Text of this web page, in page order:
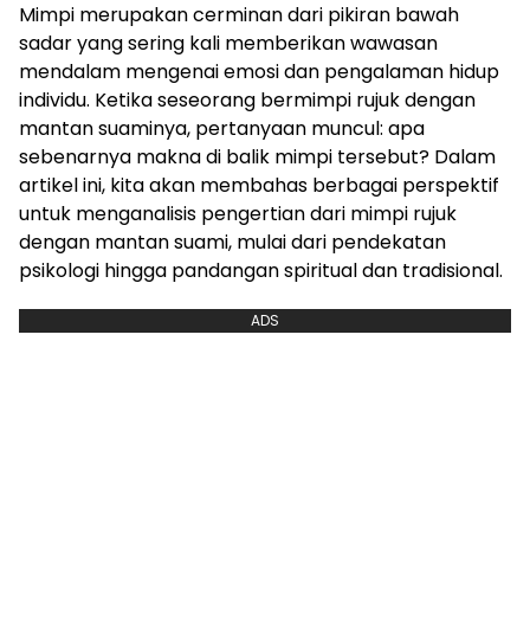
Mimpi merupakan cerminan dari pikiran bawah
sadar yang sering kali memberikan wawasan
mendalam mengenai emosi dan pengalaman hidup
individu. Ketika seseorang bermimpi rujuk dengan
mantan suaminya, pertanyaan muncul: apa
sebenarnya makna di balik mimpi tersebut? Dalam
artikel ini, kita akan membahas berbagai perspektif
untuk menganalisis pengertian dari mimpi rujuk
dengan mantan suami, mulai dari pendekatan
psikologi hingga pandangan spiritual dan tradisional.
ADS